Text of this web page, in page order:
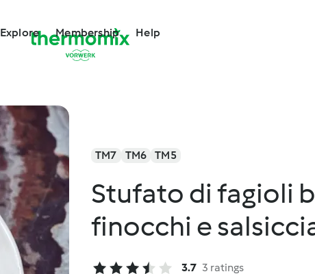
Explore Membership Help
TM7 TM6 TM5
Stufato di fagioli
finocchi e
3.7 3 ratings